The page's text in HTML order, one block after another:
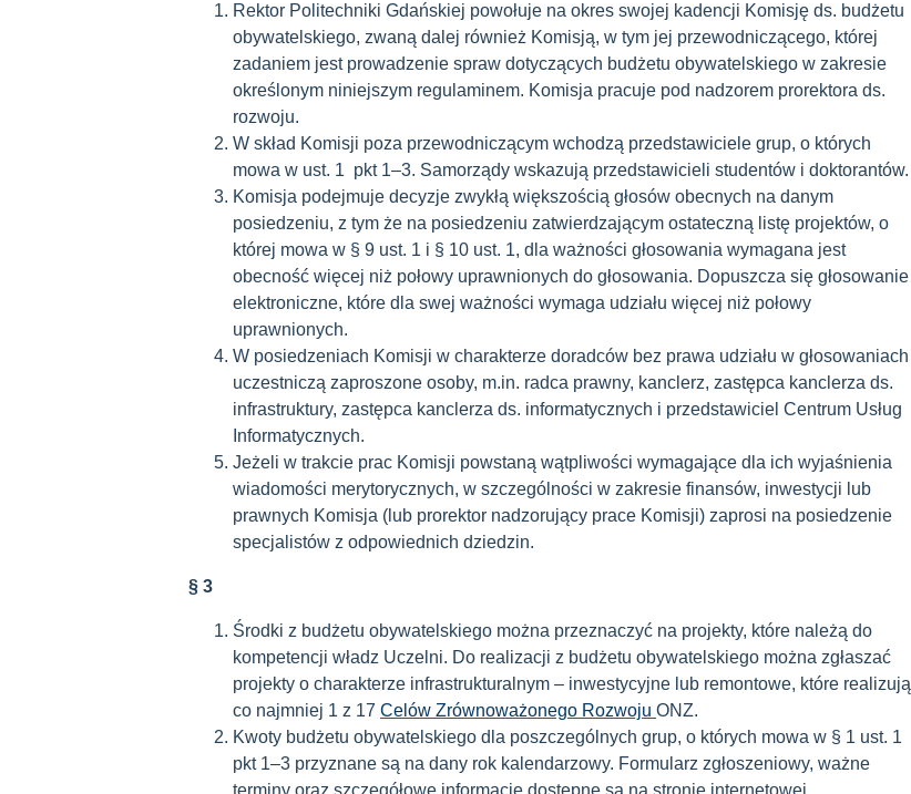
Rektor Politechniki Gdańskiej powołuje na okres swojej kadencji Komisję ds. budżetu
obywatelskiego, zwaną dalej również Komisją, w tym jej przewodniczącego, której
zadaniem jest prowadzenie spraw dotyczących budżetu obywatelskiego w zakresie
określonym niniejszym regulaminem. Komisja pracuje pod nadzorem prorektora ds.
rozwoju.
W skład Komisji poza przewodniczącym wchodzą przedstawiciele grup, o których
mowa w ust. 1 pkt 1–3. Samorządy wskazują przedstawicieli studentów i doktorantów.
Komisja podejmuje decyzje zwykłą większością głosów obecnych na danym
posiedzeniu, z tym że na posiedzeniu zatwierdzającym ostateczną listę projektów, o
której mowa w § 9 ust. 1 i § 10 ust. 1, dla ważności głosowania wymagana jest
obecność więcej niż połowy uprawnionych do głosowania. Dopuszcza się głosowanie
elektroniczne, które dla swej ważności wymaga udziału więcej niż połowy
uprawnionych.
W posiedzeniach Komisji w charakterze doradców bez prawa udziału w głosowaniach
uczestniczą zaproszone osoby, m.in. radca prawny, kanclerz, zastępca kanclerza ds.
infrastruktury, zastępca kanclerza ds. informatycznych i przedstawiciel Centrum Usług
Informatycznych.
Jeżeli w trakcie prac Komisji powstaną wątpliwości wymagające dla ich wyjaśnienia
wiadomości merytorycznych, w szczególności w zakresie finansów, inwestycji lub
prawnych Komisja (lub prorektor nadzorujący prace Komisji) zaprosi na posiedzenie
specjalistów z odpowiednich dziedzin.
§ 3
Środki z budżetu obywatelskiego można przeznaczyć na projekty, które należą do
kompetencji władz Uczelni. Do realizacji z budżetu obywatelskiego można zgłaszać
projekty o charakterze infrastrukturalnym – inwestycyjne lub remontowe, które realizują
co najmniej 1 z 17 Celów Zrównoważonego Rozwoju ONZ.
Kwoty budżetu obywatelskiego dla poszczególnych grup, o których mowa w § 1 ust. 1
pkt 1–3 przyznane są na dany rok kalendarzowy. Formularz zgłoszeniowy, ważne
terminy oraz szczegółowe informacje dostępne są na stronie internetowej